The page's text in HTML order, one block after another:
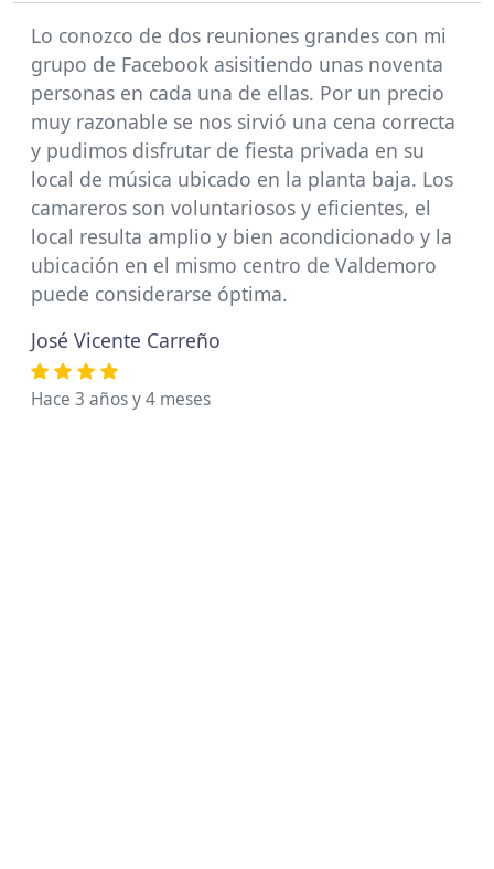
Lo conozco de dos reuniones grandes con mi
grupo de Facebook asisitiendo unas noventa
personas en cada una de ellas. Por un precio
muy razonable se nos sirvió una cena correcta
y pudimos disfrutar de fiesta privada en su
local de música ubicado en la planta baja. Los
camareros son voluntariosos y eficientes, el
local resulta amplio y bien acondicionado y la
ubicación en el mismo centro de Valdemoro
puede considerarse óptima.
José Vicente Carreño
Hace 3 años y 4 meses